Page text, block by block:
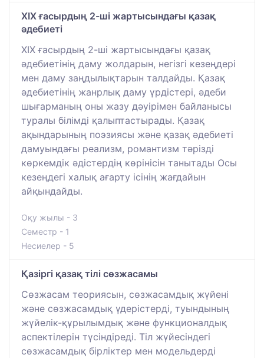
ХІХ ғасырдың 2-ші жартысындағы қазақ
әдебиеті
XIX ғасырдың 2-ші жартысындағы қазақ
әдебиетінің даму жолдарын, негізгі кезеңдері
мен даму заңдылықтарын талдайды. Қазақ
әдебиетінің жанрлық даму үрдістері, әдеби
шығарманың оны жазу дәуірімен байланысы
туралы білімді қалыптастырады. Қазақ
ақындарының поэзиясы және қазақ әдебиеті
дамуындағы реализм, романтизм тәрізді
көркемдік әдістердің көрінісін танытады Осы
кезеңдегі халық ағарту ісінің жағдайын
айқындайды.
Оқу жылы - 3
Семестр - 1
Несиелер - 5
Қазіргі қазақ тілі сөзжасамы
Сөзжасам теориясын, сөзжасамдық жүйені
және сөзжасамдық үдерістерді, туындының
жүйелік-құрылымдық және функционалдық
аспектілерін түсіндіреді. Тіл жүйесіндегі
сөзжасамдық бірліктер мен модельдерді